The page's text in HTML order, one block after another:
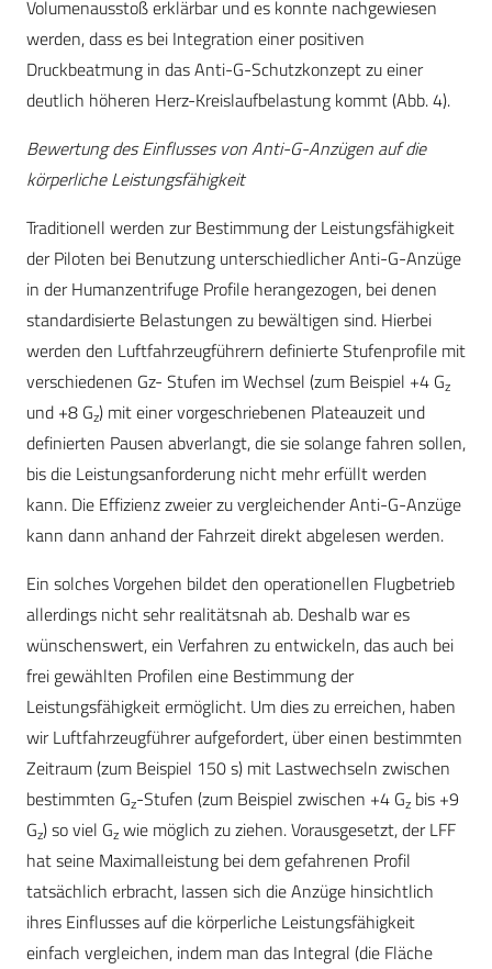
Volumenausstoß erklärbar und es konnte nachgewiesen
werden, dass es bei Integration einer positiven
Druckbeatmung in das Anti-G-Schutzkonzept zu einer
deutlich höheren Herz-Kreislaufbelastung kommt (Abb. 4).
Bewertung des Einflusses von Anti-G-Anzügen auf die
körperliche Leistungsfähigkeit
Traditionell werden zur Bestimmung der Leistungsfähigkeit
der Piloten bei Benutzung unterschiedlicher Anti-G-Anzüge
in der Humanzentrifuge Profile herangezogen, bei denen
standardisierte Belastungen zu bewältigen sind. Hierbei
werden den Luftfahrzeugführern definierte Stufenprofile mit
verschiedenen Gz- Stufen im Wechsel (zum Beispiel +4 Gz
und +8 Gz) mit einer vorgeschriebenen Plateauzeit und
definierten Pausen abverlangt, die sie solange fahren sollen,
bis die Leistungsanforderung nicht mehr erfüllt werden
kann. Die Effizienz zweier zu vergleichender Anti-G-Anzüge
kann dann anhand der Fahrzeit direkt abgelesen werden.
Ein solches Vorgehen bildet den operationellen Flugbetrieb
allerdings nicht sehr realitätsnah ab. Deshalb war es
wünschenswert, ein Verfahren zu entwickeln, das auch bei
frei gewählten Profilen eine Bestimmung der
Leistungsfähigkeit ermöglicht. Um dies zu erreichen, haben
wir Luftfahrzeugführer aufgefordert, über einen bestimmten
Zeitraum (zum Beispiel 150 s) mit Lastwechseln zwischen
bestimmten Gz-Stufen (zum Beispiel zwischen +4 Gz bis +9
Gz) so viel Gz wie möglich zu ziehen. Vorausgesetzt, der LFF
hat seine Maximalleistung bei dem gefahrenen Profil
tatsächlich erbracht, lassen sich die Anzüge hinsichtlich
ihres Einflusses auf die körperliche Leistungsfähigkeit
einfach vergleichen, indem man das Integral (die Fläche